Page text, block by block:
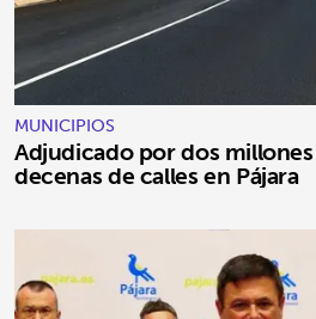
MUNICIPIOS
Adjudicado por dos
decenas de calles en Pájara